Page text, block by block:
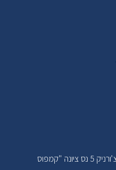
כתובתנו: פרופסור אברהם פצ'ורניק 5 נס ציונה "קמפוס